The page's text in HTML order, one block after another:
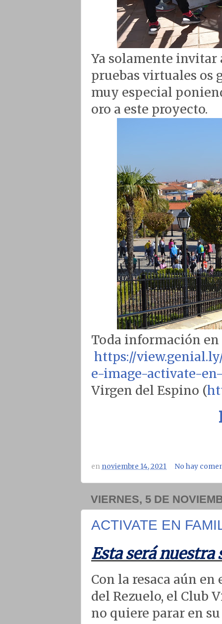
Ya solamente invitar
pruebas virtuales os
muy especial
oro a este proyecto.
Toda información en
https://
e-image-activate-
Virgen del Espino (
ennoviembre 14, 2021 No hay
VIERNES, 5 DE
ACTIVATE EN
Esta será
Con la resaca aún
del Rezuelo, el Club
no quiere parar en